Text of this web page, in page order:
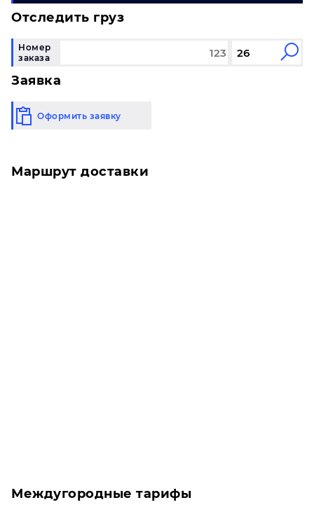
Отследить груз
Номер
заказа
Заявка
Оформить заявку
Маршрут доставки
Междугородные тарифы